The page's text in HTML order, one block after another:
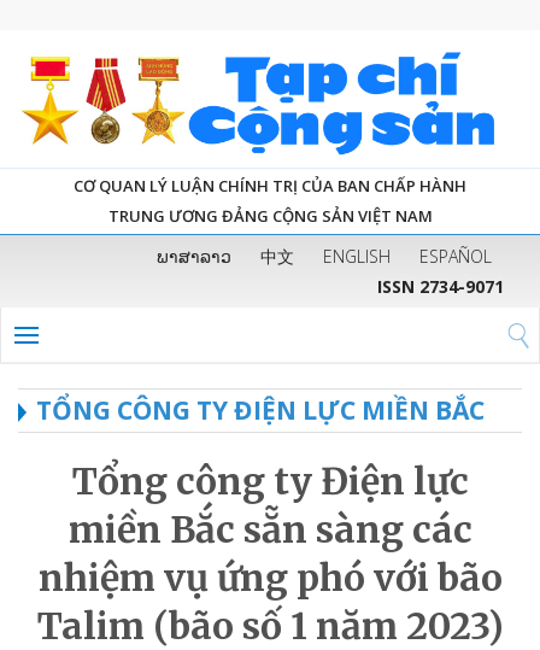
CƠ QUAN LÝ LUẬN CHÍNH TRỊ CỦA BAN CHẤP HÀNH
TRUNG ƯƠNG ĐẢNG CỘNG SẢN VIỆT NAM
ພາສາລາວ 中文 ENGLISH
ESPAÑOL
ISSN 2734-9071
TỔNG CÔNG TY ĐIỆN LỰC MIỀN BẮC
Tổng công ty Điện lực
miền Bắc sẵn sàng các
nhiệm vụ ứng phó với bão
Talim (bão số 1 năm 2023)